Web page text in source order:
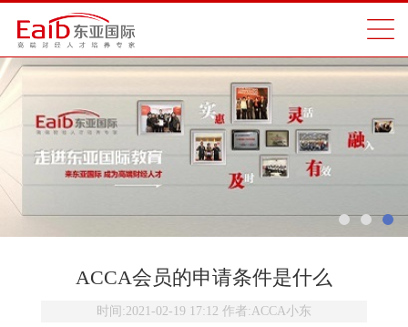
ACCA会员的申请条件是什么
时间:2021-02-19 17:12 作者:ACCA小东